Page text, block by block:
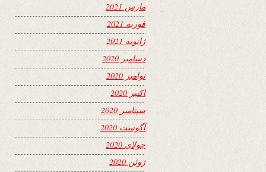
مارس 2021
فوریه 2021
ژانویه 2021
دسامبر 2020
نوامبر 2020
اکتبر 2020
سپتامبر 2020
آگوست 2020
جولای 2020
ژوئن 2020